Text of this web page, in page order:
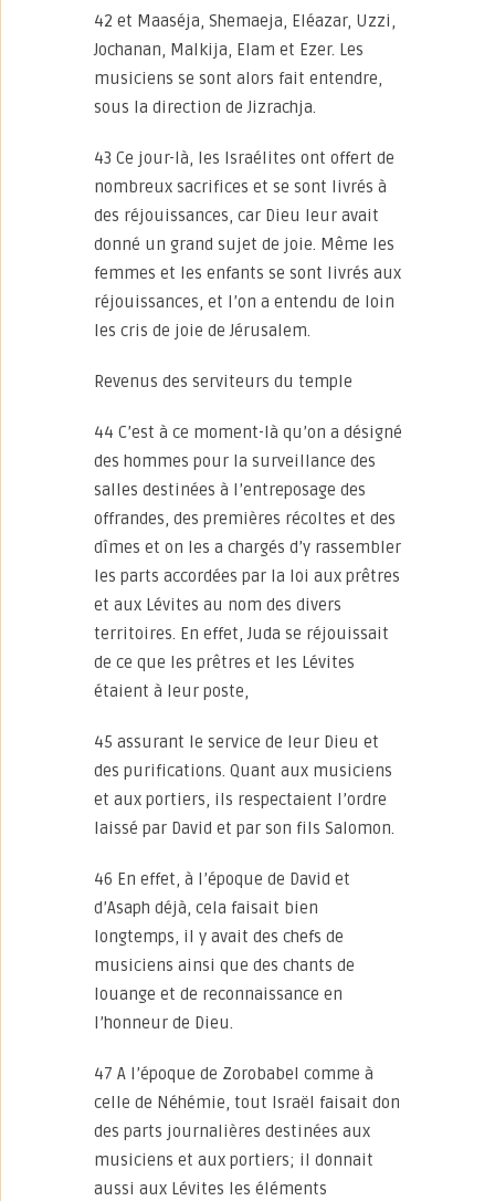
42 et Maaséja, Shemaeja, Eléazar, Uzzi,
Jochanan, Malkija, Elam et Ezer. Les
musiciens se sont alors fait entendre,
sous la direction de Jizrachja.
43 Ce jour-là, les Israélites ont offert de
nombreux sacrifices et se sont livrés à
des réjouissances, car Dieu leur avait
donné un grand sujet de joie. Même les
femmes et les enfants se sont livrés aux
réjouissances, et l’on a entendu de loin
les cris de joie de Jérusalem.
Revenus des serviteurs du temple
44 C’est à ce moment-là qu’on a désigné
des hommes pour la surveillance des
salles destinées à l’entreposage des
offrandes, des premières récoltes et des
dîmes et on les a chargés d’y rassembler
les parts accordées par la loi aux prêtres
et aux Lévites au nom des divers
territoires. En effet, Juda se réjouissait
de ce que les prêtres et les Lévites
étaient à leur poste,
45 assurant le service de leur Dieu et
des purifications. Quant aux musiciens
et aux portiers, ils respectaient l’ordre
laissé par David et par son fils Salomon.
46 En effet, à l’époque de David et
d’Asaph déjà, cela faisait bien
longtemps, il y avait des chefs de
musiciens ainsi que des chants de
louange et de reconnaissance en
l’honneur de Dieu.
47 A l’époque de Zorobabel comme à
celle de Néhémie, tout Israël faisait don
des parts journalières destinées aux
musiciens et aux portiers; il donnait
aussi aux Lévites les éléments